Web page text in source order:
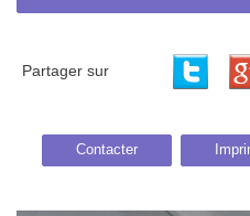
Partager sur
Contacter